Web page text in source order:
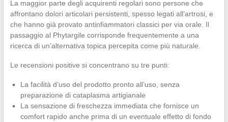
La maggior parte degli acquirenti regolari sono persone che
affrontano dolori articolari persistenti, spesso legati all’artrosi, e
che hanno già provato antinfiammatori classici per via orale. Il
passaggio al Phytargile corrisponde frequentemente a una
ricerca di un’alternativa topica percepita come più naturale.
Le recensioni positive si concentrano su tre punti:
La facilità d’uso del prodotto pronto all’uso, senza
preparazione di cataplasma artigianale
La sensazione di freschezza immediata che fornisce un
comfort rapido anche prima di un eventuale effetto di fondo